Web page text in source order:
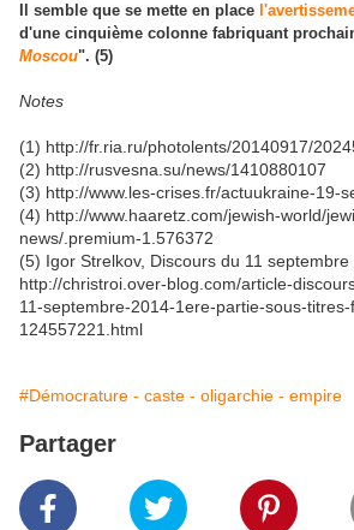
Il semble que se mette en place
d'une cinquième colonne fabriquant
Moscou". (5)
Notes
(1) http://fr.ria.ru/photolents/20140917/
(2) http://rusvesna.su/news/1410880107
(3) http://www.les-crises.fr/actuukraine-19-
(4) http://www.haaretz.com/jewish-world/
news/.premium-1.576372
(5) Igor Strelkov, Discours du 11 septembre
http://christroi.over-blog.com/article-
11-septembre-2014-1ere-partie-sous-
124557221.html
#Démocrature - caste - oligarchie - empire
Partager